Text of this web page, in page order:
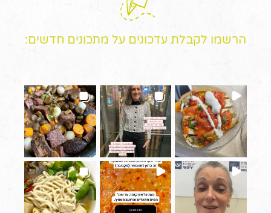
הרשמו לקבלת עדכונים על מתכונים חדשים: